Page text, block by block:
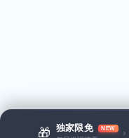
🎁 独家限免 NEW ›